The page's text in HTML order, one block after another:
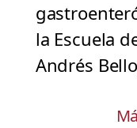
la Escuela
Andrés